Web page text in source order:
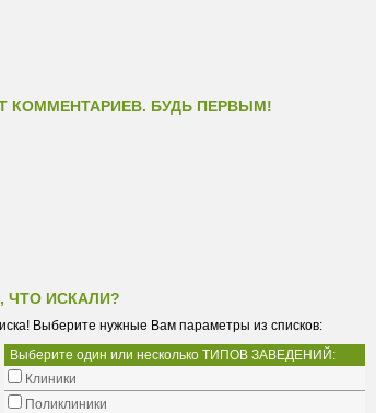
КОММЕНТАРИЕВ. БУДЬ ПЕРВЫМ!
ЧТО ИСКАЛИ?
Выберите нужные Вам параметры из списков:
Выберите один или несколько ТИПОВ ЗАВЕДЕНИЙ:
Клиники
Поликлиники